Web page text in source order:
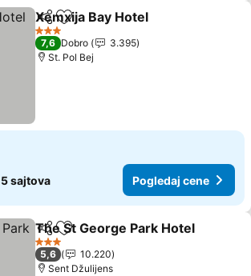
Deli Dodati u favorite
Xemxija Bay Hotel
3 Zvezdice
7,6 Dobro
3.395
St. Pol Bej
5 sajtova Pogledaj cene
Deli Dodati u favorite
The St George Park Hotel
3 Zvezdice
5,6
10.220
Sent Džulijens